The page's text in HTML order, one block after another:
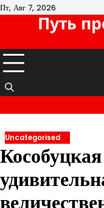
Перейти
содержимому
Пт, Авг 7, 2026
Путь
Uncategorised